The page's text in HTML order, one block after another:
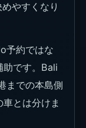
やすくなり
予約ではな
助です。Bali
までの本島側
とは分けま